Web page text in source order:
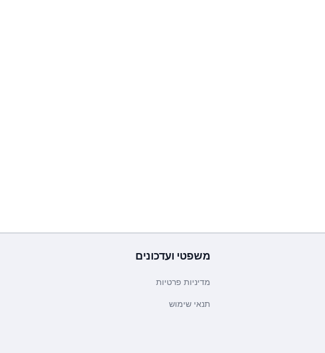
משפטי ועדכונים
מדיניות פרטיות
תנאי שימוש